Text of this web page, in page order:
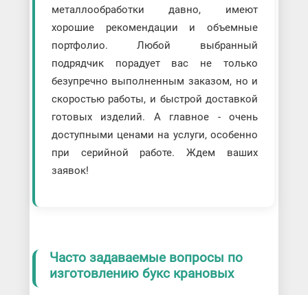
металлообработки давно, имеют
хорошие рекомендации и объемные
портфолио. Любой выбранный
подрядчик порадует вас не только
безупречно выполненным заказом, но и
скоростью работы, и быстрой доставкой
готовых изделий. А главное - очень
доступными ценами на услуги, особенно
при серийной работе. Ждем ваших
заявок!
Часто задаваемые вопросы по
изготовлению букс крановых